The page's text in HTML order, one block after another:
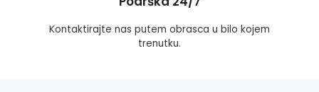
Kontaktirajte nas putem obrasca u bilo kojem
trenutku.